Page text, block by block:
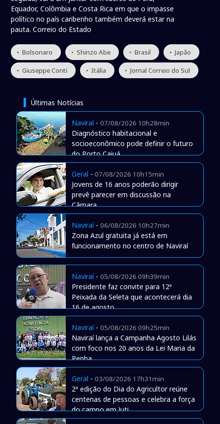
Equador, Colômbia e Costa Rica em que o impasse
político no país caribenho também deverá estar na
pauta. Correio do Estado
• Bolsonaro • Shinzo Abe • Brasil • Japão
• Giuseppe Conti • Itália • Jornal Correio do Sul
Últimas Notícias
Naviraí- 07/08/2026 10h28min
Diagnóstico habitacional e
socioeconômico pode definir o futuro
do Porto Caiuá
Geral - 07/08/2026 10h15min
Jovens de 16 anos poderão dirigir
prevê parecer em discussão na
Câmara
Naviraí- 06/08/2026 10h27min
Zona Azul gratuita já está em
funcionamento no centro de Naviraí
Naviraí- 05/08/2026 09h39min
Presidente faz convite para 12ª
Peixada da Seleta que acontecerá dia
16 de agosto
Naviraí- 05/08/2026 09h25min
Naviraí lança a Campanha Agosto Lilás
com foco nos 20 anos da Lei Maria da
Penha
Geral - 03/08/2026 17h31min
2ª edição do Dia do Agricultor reúne
centenas de pessoas e celebra a força
do campo em Juti